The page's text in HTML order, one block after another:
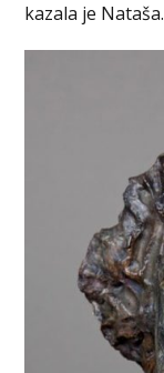
kazala je Nataša.